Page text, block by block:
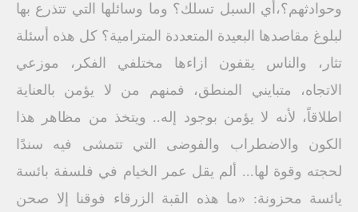
وحوادثهم؟،أي السبل تسلك؟ وما وسائلها التي تتذرع بها
لبلوغ مقاصدها البعيدة المتعددة المترامية؟ كل هذه أسئلة
تثار، والناس يقفون ازاءها مختلفي الفكر، موزعي
الاتجاه، متبايني المنطق، فمنهم من لا يؤمن بالعناية
اطلاقاً، لأنه لا يؤمن بوجود إله.. ويتخذ من مظاهر هذا
الكون والاضطراب والفوضى التي تتمشى فيه سندًا
لحجته وقوة لها... ألم يقل عمر الخيام في فلسفة بائسة
يائسة محزونة: «ما هذه القبة الزرقاء فوقنا إلا صحن